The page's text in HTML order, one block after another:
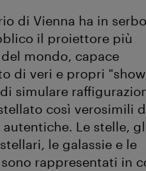
di Vienna ha in
il proiettore più
mondo, capace
di veri e propri "show
simulare
così verosimili
autentiche. Le stelle,
le galassie e le
rappresentati in